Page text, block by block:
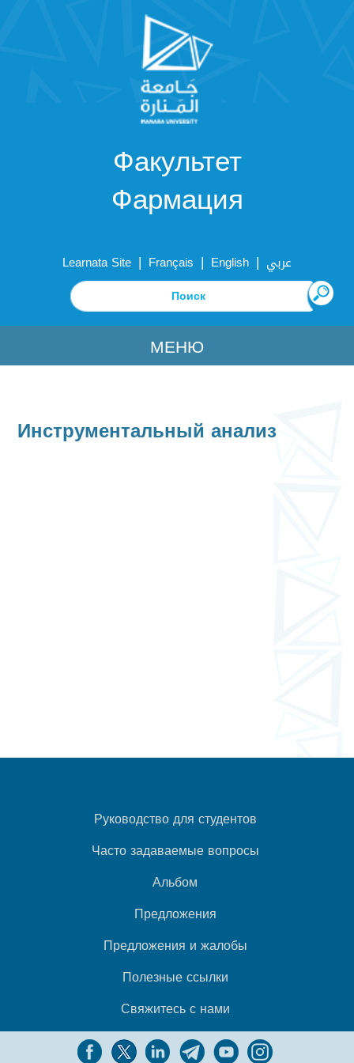
Факультет
Фармация
Learnata Site | Français | English | عربي
МЕНЮ
Инструментальный анализ
Руководство для студентов
Часто задаваемые вопросы
Альбом
Предложения
Предложения и жалобы
Полезные ссылки
Свяжитесь с нами